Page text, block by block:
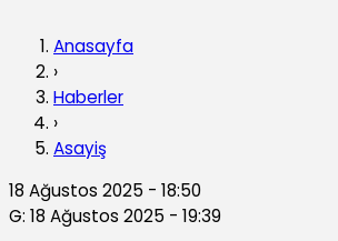
Anasayfa
›
Haberler
›
Asayiş
18 Ağustos 2025 - 18:50
G: 18 Ağustos 2025 - 19:39